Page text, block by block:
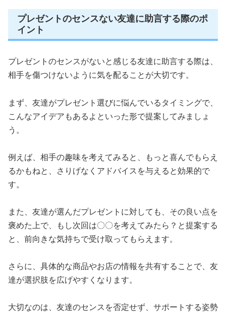
プレゼントのセンスない友達に助言する際のポ
イント
プレゼントのセンスがないと感じる友達に助言する際は、
相手を傷つけないように気を配ることが大切です。
まず、友達がプレゼント選びに悩んでいるタイミングで、
こんなアイデアもあるよといった形で提案してみましょ
う。
例えば、相手の趣味を考えてみると、もっと喜んでもらえ
るかもねと、さりげなくアドバイスを与えると効果的で
す。
また、友達が選んだプレゼントに対しても、その良い点を
褒めた上で、もし次回は〇〇を考えてみたら？と提案する
と、前向きな気持ちで受け取ってもらえます。
さらに、具体的な商品やお店の情報を共有することで、友
達が選択肢を広げやすくなります。
大切なのは、友達のセンスを否定せず、サポートする姿勢